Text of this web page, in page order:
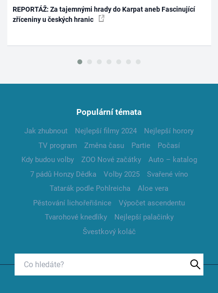
REPORTÁŽ: Za tajemnými hrady do Karpat aneb Fascinující
zříceniny u českých hranic
Populární témata
Jak zhubnout Nejlepší filmy 2024
Nejlepší horory
TV program
Změna času Partie
Počasí
Kdy budou volby
ZOO Nové začátky
Auto – katalog
7 pádů Honzy Dědka
Volby 2025
Svařené víno
Tatarák podle Pohlreicha
Aloe vera
Pěstování lichořeřišnice
Výpočet ascendentu
Tvarohové knedlíky
Nejlepší palačinky
Švestkový koláč